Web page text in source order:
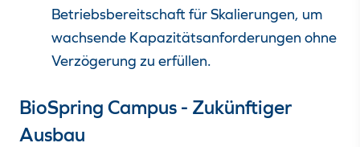
Betriebsbereitschaft für Skalierungen, um
wachsende Kapazitätsanforderungen ohne
Verzögerung zu erfüllen.
BioSpring Campus - Zukünftiger
Ausbau